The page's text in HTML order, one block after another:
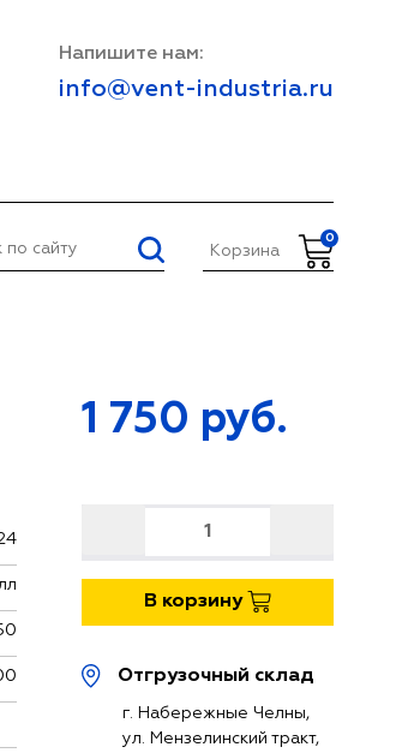
Напишите нам:
info@vent-industria.ru
Корзина
0
1 750 руб.
В корзину
Отгрузочный склад
г. Набережные Челны,
ул. Мензелинский тракт,